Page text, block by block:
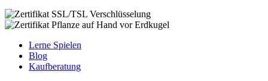
Lerne Spielen
Blog
Kaufberatung